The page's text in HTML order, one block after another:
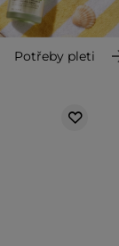
Potřeby pleti